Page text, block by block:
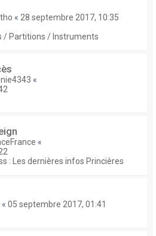
« 28 septembre 2017, 10:35
/ Partitions / Instruments
«
«
: Les dernières infos Princières
« 05 septembre 2017, 01:41